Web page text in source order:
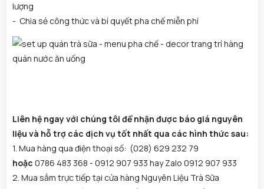
lượng
- Chia sẻ công thức và bí quyết pha chế miễn phí
Liên hệ ngay với chúng tôi để nhận được báo giá nguyên
liệu và hỗ trợ các dịch vụ tốt nhất qua các hình thức sau:
1. Mua hàng qua điện thoại số: (028) 629 232 79
hoặc 0786 483 368 - 0912 907 933 hay Zalo 0912 907 933
2. Mua sắm trực tiếp tại cửa hàng Nguyên Liệu Trà Sữa